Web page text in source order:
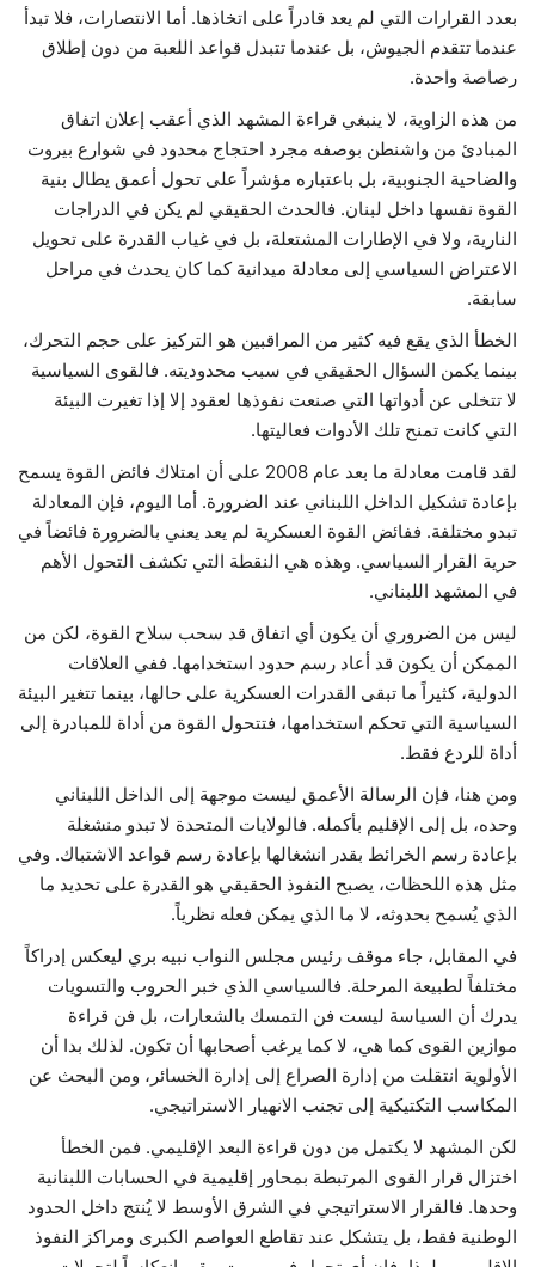
بعدد القرارات التي لم يعد قادراً على اتخاذها. أما الانتصارات، فلا تبدأ
عندما تتقدم الجيوش، بل عندما تتبدل قواعد اللعبة من دون إطلاق
رصاصة واحدة.
من هذه الزاوية، لا ينبغي قراءة المشهد الذي أعقب إعلان اتفاق
المبادئ من واشنطن بوصفه مجرد احتجاج محدود في شوارع بيروت
والضاحية الجنوبية، بل باعتباره مؤشراً على تحول أعمق يطال بنية
القوة نفسها داخل لبنان. فالحدث الحقيقي لم يكن في الدراجات
النارية، ولا في الإطارات المشتعلة، بل في غياب القدرة على تحويل
الاعتراض السياسي إلى معادلة ميدانية كما كان يحدث في مراحل
سابقة.
الخطأ الذي يقع فيه كثير من المراقبين هو التركيز على حجم التحرك،
بينما يكمن السؤال الحقيقي في سبب محدوديته. فالقوى السياسية
لا تتخلى عن أدواتها التي صنعت نفوذها لعقود إلا إذا تغيرت البيئة
التي كانت تمنح تلك الأدوات فعاليتها.
لقد قامت معادلة ما بعد عام 2008 على أن امتلاك فائض القوة يسمح
بإعادة تشكيل الداخل اللبناني عند الضرورة. أما اليوم، فإن المعادلة
تبدو مختلفة. ففائض القوة العسكرية لم يعد يعني بالضرورة فائضاً في
حرية القرار السياسي. وهذه هي النقطة التي تكشف التحول الأهم
في المشهد اللبناني.
ليس من الضروري أن يكون أي اتفاق قد سحب سلاح القوة، لكن من
الممكن أن يكون قد أعاد رسم حدود استخدامها. ففي العلاقات
الدولية، كثيراً ما تبقى القدرات العسكرية على حالها، بينما تتغير البيئة
السياسية التي تحكم استخدامها، فتتحول القوة من أداة للمبادرة إلى
أداة للردع فقط.
ومن هنا، فإن الرسالة الأعمق ليست موجهة إلى الداخل اللبناني
وحده، بل إلى الإقليم بأكمله. فالولايات المتحدة لا تبدو منشغلة
بإعادة رسم الخرائط بقدر انشغالها بإعادة رسم قواعد الاشتباك. وفي
مثل هذه اللحظات، يصبح النفوذ الحقيقي هو القدرة على تحديد ما
الذي يُسمح بحدوثه، لا ما الذي يمكن فعله نظرياً.
في المقابل، جاء موقف رئيس مجلس النواب نبيه بري ليعكس إدراكاً
مختلفاً لطبيعة المرحلة. فالسياسي الذي خبر الحروب والتسويات
يدرك أن السياسة ليست فن التمسك بالشعارات، بل فن قراءة
موازين القوى كما هي، لا كما يرغب أصحابها أن تكون. لذلك بدا أن
الأولوية انتقلت من إدارة الصراع إلى إدارة الخسائر، ومن البحث عن
المكاسب التكتيكية إلى تجنب الانهيار الاستراتيجي.
لكن المشهد لا يكتمل من دون قراءة البعد الإقليمي. فمن الخطأ
اختزال قرار القوى المرتبطة بمحاور إقليمية في الحسابات اللبنانية
وحدها. فالقرار الاستراتيجي في الشرق الأوسط لا يُنتج داخل الحدود
الوطنية فقط، بل يتشكل عند تقاطع العواصم الكبرى ومراكز النفوذ